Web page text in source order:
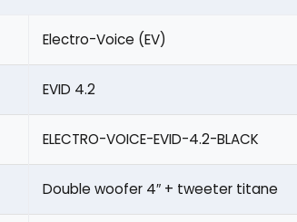
Electro-Voice (EV)
EVID 4.2
ELECTRO-VOICE-EVID-4.2-BLACK
Double woofer 4″ + tweeter titane